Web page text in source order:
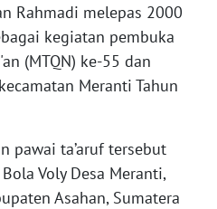
Rahmadi melepas 2000
kegiatan pembuka
(MTQN) ke-55 dan
Meranti Tahun
pawai ta’aruf tersebut
Voly Desa Meranti,
Asahan, Sumatera